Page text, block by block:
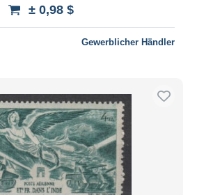
± 0,98 $
Gewerblicher Händler